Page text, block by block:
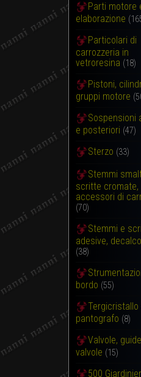
Parti motore
elaborazione
Particolari di
carrozzeria in
vetroresina (18)
Pistoni,
gruppi motore
Sospensioni
e posteriori (47)
Sterzo (33)
Stemmi
scritte cromate,
accessori di
(70)
Stemmi e
adesive,
(38)
bordo (55)
Tergicristallo
pantografo (8)
Valvole,
valvole (15)
500